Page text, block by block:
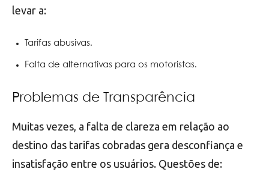
levar a:
Tarifas abusivas.
Falta de alternativas para os motoristas.
Problemas de Transparência
Muitas vezes, a falta de clareza em relação ao
destino das tarifas cobradas gera desconfiança e
insatisfação entre os usuários. Questões de: